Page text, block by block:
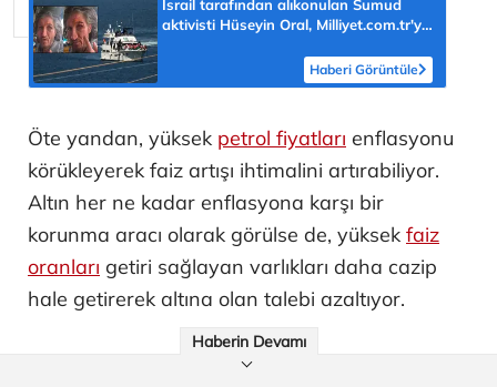
İsrail tarafından alıkonulan Sumud
aktivisti Hüseyin Oral, Milliyet.com.tr'ye
Haberi Görüntüle
Öte yandan, yüksek petrol fiyatları enflasyonu
körükleyerek faiz artışı ihtimalini artırabiliyor.
Altın her ne kadar enflasyona karşı bir
korunma aracı olarak görülse de, yüksek faiz
oranları getiri sağlayan varlıkları daha cazip
hale getirerek altına olan talebi azaltıyor.
Haberin Devamı